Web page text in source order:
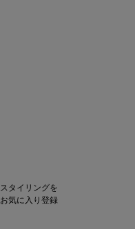
スタイリングを
お気に入り登録